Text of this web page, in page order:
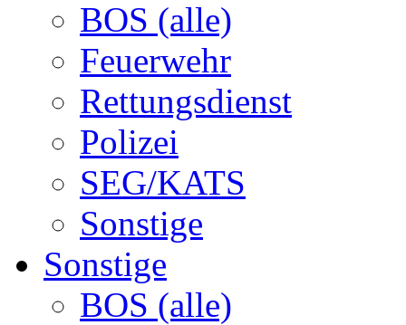
BOS (alle)
Feuerwehr
Rettungsdienst
Polizei
SEG/KATS
Sonstige
Sonstige
BOS (alle)